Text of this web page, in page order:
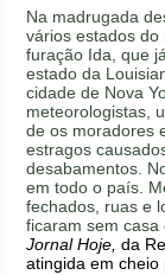
Na madrugada
vários estados
furação Ida, que
estado da
cidade de Nova
meteorologistas,
de os moradores
estragos
desabamentos.
em todo o país.
fechados, ruas e
ficaram sem
Jornal Hoje, da
atingida em cheio